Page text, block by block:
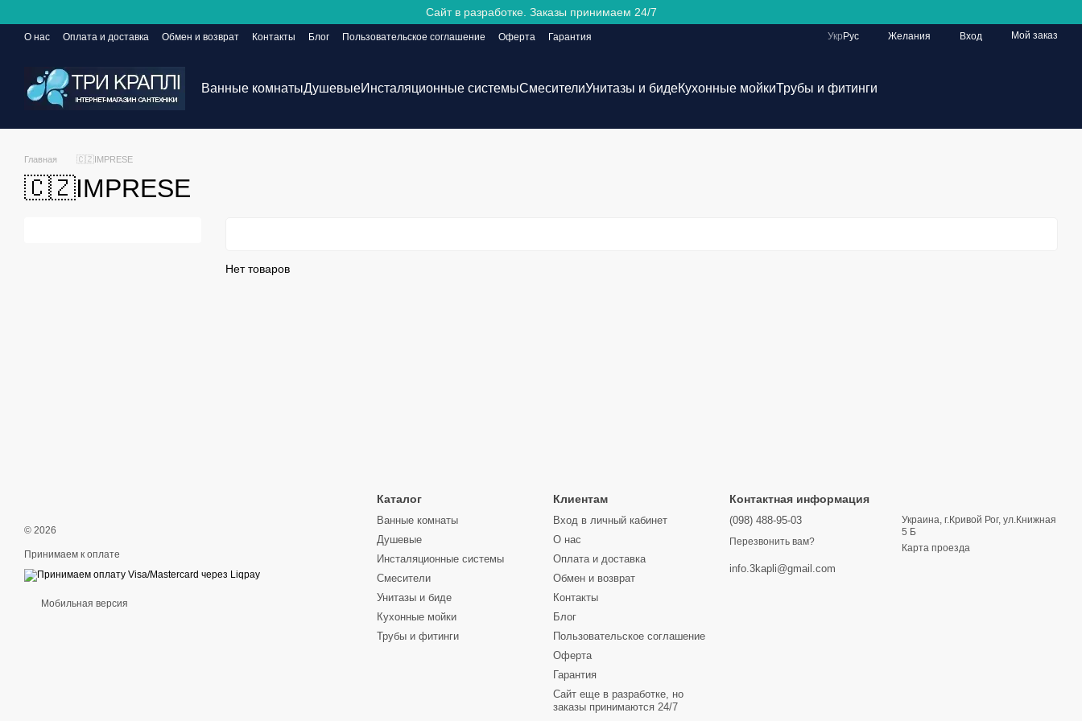
Сайт в разработке. Заказы принимаем 24/7
О нас Оплата и доставка Обмен и возврат Контакты Блог Пользовательское соглашение Оферта
Гарантия
Укр Рус Желания Вход Мой заказ
Ванные комнатыДушевыеИнсталяционные системыСмесителиУнитазы и бидеКухонные мойкиТрубы и фитинги
Главная 🇨🇿IMPRESE
🇨🇿IMPRESE
Нет товаров
© 2026
Принимаем к оплате
Мобильная версия
Каталог
Ванные комнаты
Душевые
Инсталяционные системы
Смесители
Унитазы и биде
Кухонные мойки
Трубы и фитинги
Клиентам
Вход в личный кабинет
О нас
Оплата и доставка
Обмен и возврат
Контакты
Блог
Пользовательское соглашение
Оферта
Гарантия
Сайт еще в разработке, но
заказы принимаются 24/7
Контактная информация
(098) 488-95-03
Перезвонить вам?
info.3kapli@gmail.com
Украина, г.Кривой Рог, ул.Книжная
5 Б
Карта проезда